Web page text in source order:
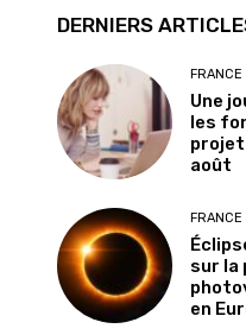
DERNIERS
FRANCE
Une
les
août
FRANCE
sur la
en